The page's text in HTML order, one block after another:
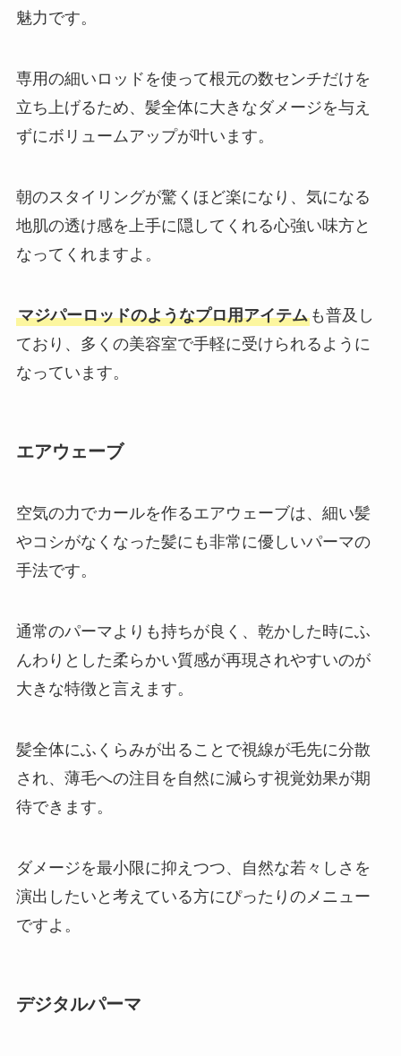
魅力です。
専用の細いロッドを使って根元の数センチだけを
立ち上げるため、髪全体に大きなダメージを与え
ずにボリュームアップが叶います。
朝のスタイリングが驚くほど楽になり、気になる
地肌の透け感を上手に隠してくれる心強い味方と
なってくれますよ。
マジパーロッドのようなプロ用アイテムも普及し
ており、多くの美容室で手軽に受けられるように
なっています。
エアウェーブ
空気の力でカールを作るエアウェーブは、細い髪
やコシがなくなった髪にも非常に優しいパーマの
手法です。
通常のパーマよりも持ちが良く、乾かした時にふ
んわりとした柔らかい質感が再現されやすいのが
大きな特徴と言えます。
髪全体にふくらみが出ることで視線が毛先に分散
され、薄毛への注目を自然に減らす視覚効果が期
待できます。
ダメージを最小限に抑えつつ、自然な若々しさを
演出したいと考えている方にぴったりのメニュー
ですよ。
デジタルパーマ